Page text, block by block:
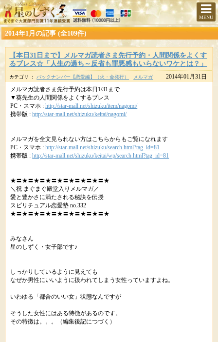
MENU
2014年1月の記事 (全109件)
【本日31日まで】メルマガ読者さま先行予約・人間関係をよくす
るブレス☆「人生の過ち～反省も罪悪感もいらないワケとは？」
カテゴリ ： バックナンバー【恋愛編】（火・金発行） メルマガ
2014年01月31日
メルマガ読者さま先行予約は本日1/31まで
▼葵先生の人間関係をよくするブレス
PC・スマホ :http://star-mall.net/shizuku/item/nagomi/
携帯版 :http://star-mall.net/shizuku/keitai/nagomi/
メルマガを全文見られない方はこちらからもご覧になれます
PC・スマホ :http://star-mall.net/shizuku/search.html?tag_id=81
携帯版 :http://star-mall.net/shizuku/keitai/wp/search.html?tag_id=81
★〓★〓★〓★〓★〓★〓★〓★〓★
＼祝 まぐまぐ殿堂入りメルマガ／
愛と豊かさに満たされる秘訣を伝授
スピリチュアル恋愛塾 no.332
★〓★〓★〓★〓★〓★〓★〓★〓★
みなさん
星のしずく・女子部です♪
しっかりしているように見えても
なぜか男性にいいように扱われてしまう女性っていますよね。
いわゆる「都合のいい女」状態なんですが
そうした女性にはある特徴があるのです。
その特徴は。。。（編集後記につづく）